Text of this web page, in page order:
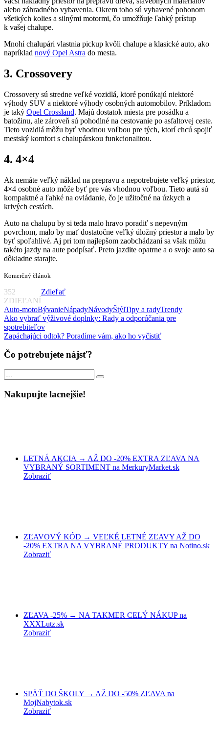
alebo záhradného vybavenia. Okrem toho sú vybavené pohonom
všetkých kolies a silnými motormi, čo umožňuje ľahký prístup
k vašej chalupe.
Mnohí chalupári vlastnia pickup kvôli chalupe a klasické auto, ako
napríklad nový Opel Astra do mesta.
3. Crossovery
Crossovery sú stredne veľké vozidlá, ktoré ponúkajú niektoré
výhody SUV a niektoré výhody osobných automobilov. Príkladom
je taký Opel Crossland. Majú dostatok miesta pre posádku a
batožinu, ale zároveň sú pohodlné na cestovanie po asfaltovej ceste.
Tieto vozidlá môžu byť vhodnou voľbou pre tých, ktorí chcú spojiť
mestský komfort s chalupárskou funkcionalitou.
4. 4×4
Ak nemáte veľký náklad na prepravu a nepotrebujete veľký priestor,
4×4 osobné auto môže byť pre vás vhodnou voľbou. Tieto autá sú
kompaktné a ľahké na ovládanie, čo je užitočné na úzkych a
krivých cestách.
Auto na chalupu by si teda malo hravo poradiť s nepevným
povrchom, malo by mať dostatočne veľký úložný priestor a malo by
byť spoľahlivé. Aj pri tom najlepšom zaobchádzaní sa však môžu
takéto jazdy na aute podpísať. Preto jazdite opatrne a o svoje auto sa
dôkladne starajte.
Komerčný článok
352
ZDIEĽANÍ
Zdieľať
Auto-motoBývanieNápadyNávodyŠtýlTipy a radyTrendy
Navigácia
v
článku
Previous
Post:
Ako vybrať výživové doplnky: Rady a odporúčania pre
spotrebiteľov
Next
Zapáchajúci odtok? Poradíme vám, ako ho vyčistiť
Čo potrebujete nájsť?
for:
Search
Nakupujte lacnejšie!
LETNÁ AKCIA → AŽ DO -20% EXTRA ZĽAVA NA
VYBRANÝ SORTIMENT na MerkuryMarket.sk
Zobraziť
ZĽAVOVÝ KÓD → VEĽKÉ LETNÉ ZĽAVY AŽ DO
-20% EXTRA NA VYBRANÉ PRODUKTY na Notino.sk
Zobraziť
ZĽAVA -25% → NA TAKMER CELÝ NÁKUP na
XXXLutz.sk
Zobraziť
SPÄŤ DO ŠKOLY → AŽ DO -50% ZĽAVA na
MojNabytok.sk
Zobraziť